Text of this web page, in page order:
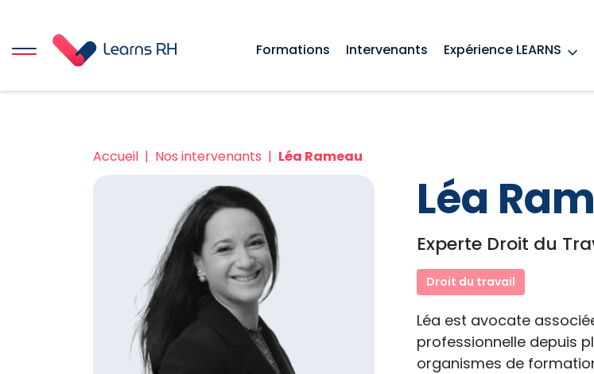
Formations Intervenants Expérience LEARNS
Accueil Nos intervenants Léa Rameau
Léa
Experte Droit du
Droit du travail
Léa est avocate
professionnelle depuis
organismes de